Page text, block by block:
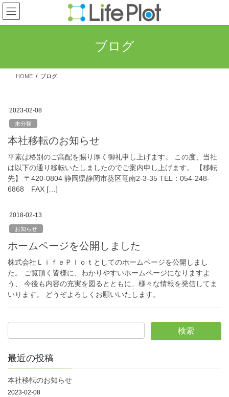
コ
ン
テ
ス
ナ
ビ
ゲ
ン
ブログ
HOME ブログ
2023-02-08
未分類
本社移転のお知らせ
平素は格別のご高配を賜り厚く御礼申し上げます。 この度、当社
は以下の通り移転いたしましたのでご案内申し上げます。 【移転
先】 〒420-0804 静岡県静岡市葵区竜南2-3-35 TEL：054-248-
6868 FAX […]
2018-02-13
お知らせ
ホームページを公開しました
株式会社ＬｉｆｅＰｌｏｔとしてのホームページを公開しまし
た。 ご覧頂く皆様に、わかりやすいホームページになりますよ
う、 今後も内容の充実を図るとともに、様々な情報を発信してま
いります。 どうぞよろしくお願いいたします。
最近の投稿
本社移転のお知らせ
2023-02-08